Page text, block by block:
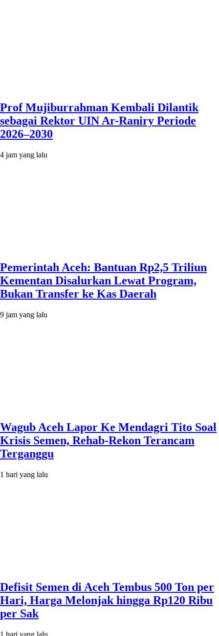
Prof Mujiburrahman Kembali Dilantik
sebagai Rektor UIN Ar-Raniry Periode
2026–2030
4 jam yang lalu
Pemerintah Aceh: Bantuan Rp2,5 Triliun
Kementan Disalurkan Lewat Program,
Bukan Transfer ke Kas Daerah
9 jam yang lalu
Wagub Aceh Lapor Ke Mendagri Tito Soal
Krisis Semen, Rehab-Rekon Terancam
Terganggu
1 hari yang lalu
Defisit Semen di Aceh Tembus 500 Ton per
Hari, Harga Melonjak hingga Rp120 Ribu
per Sak
1 hari yang lalu